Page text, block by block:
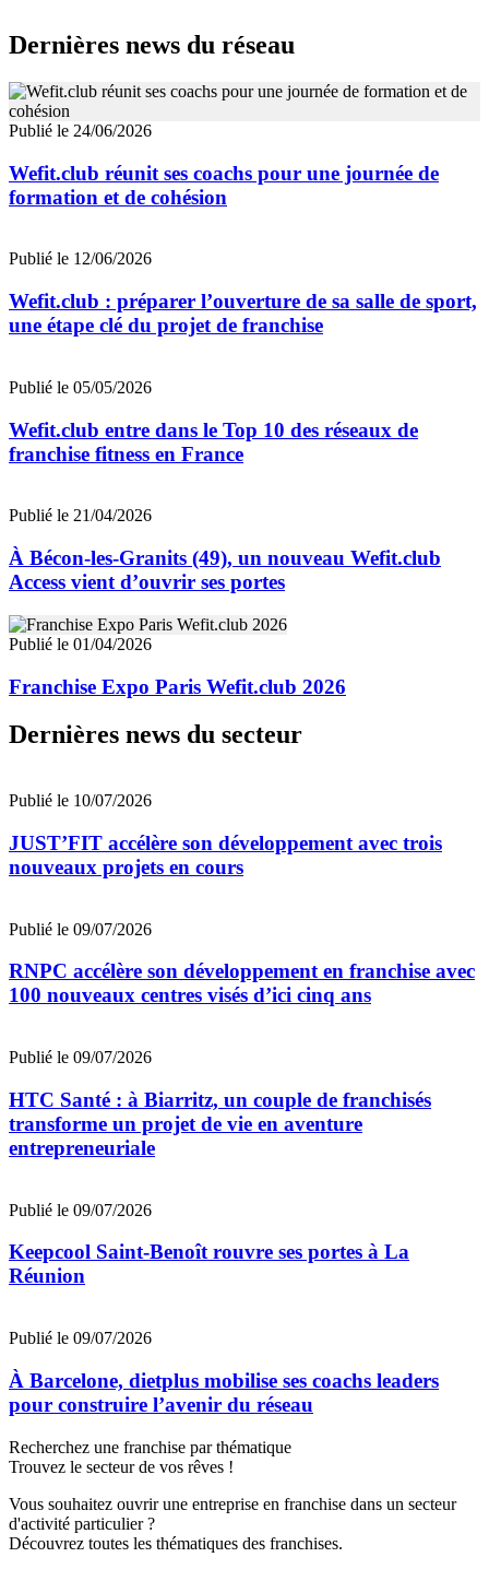
Dernières news du réseau
Publié le 24/06/2026
Wefit.club réunit ses coachs pour une journée de
formation et de cohésion
Publié le 12/06/2026
Wefit.club : préparer l’ouverture de sa salle de sport,
une étape clé du projet de franchise
Publié le 05/05/2026
Wefit.club entre dans le Top 10 des réseaux de
franchise fitness en France
Publié le 21/04/2026
À Bécon-les-Granits (49), un nouveau Wefit.club
Access vient d’ouvrir ses portes
Publié le 01/04/2026
Franchise Expo Paris Wefit.club 2026
Dernières news du secteur
Publié le 10/07/2026
JUST’FIT accélère son développement avec trois
nouveaux projets en cours
Publié le 09/07/2026
RNPC accélère son développement en franchise avec
100 nouveaux centres visés d’ici cinq ans
Publié le 09/07/2026
HTC Santé : à Biarritz, un couple de franchisés
transforme un projet de vie en aventure
entrepreneuriale
Publié le 09/07/2026
Keepcool Saint-Benoît rouvre ses portes à La
Réunion
Publié le 09/07/2026
À Barcelone, dietplus mobilise ses coachs leaders
pour construire l’avenir du réseau
Recherchez une franchise par thématique
Trouvez le secteur de vos rêves !
Vous souhaitez ouvrir une entreprise en franchise dans un secteur
d'activité particulier ?
Découvrez toutes les thématiques des franchises.